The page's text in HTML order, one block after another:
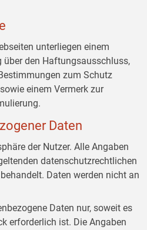
unterliegen einem
über den Haftungsausschluss,
zum Schutz
einem Vermerk zur
Daten
der Nutzer. Alle Angaben
datenschutzrechtlichen
Daten werden nicht an
Daten nur, soweit es
erforderlich ist. Die Angaben